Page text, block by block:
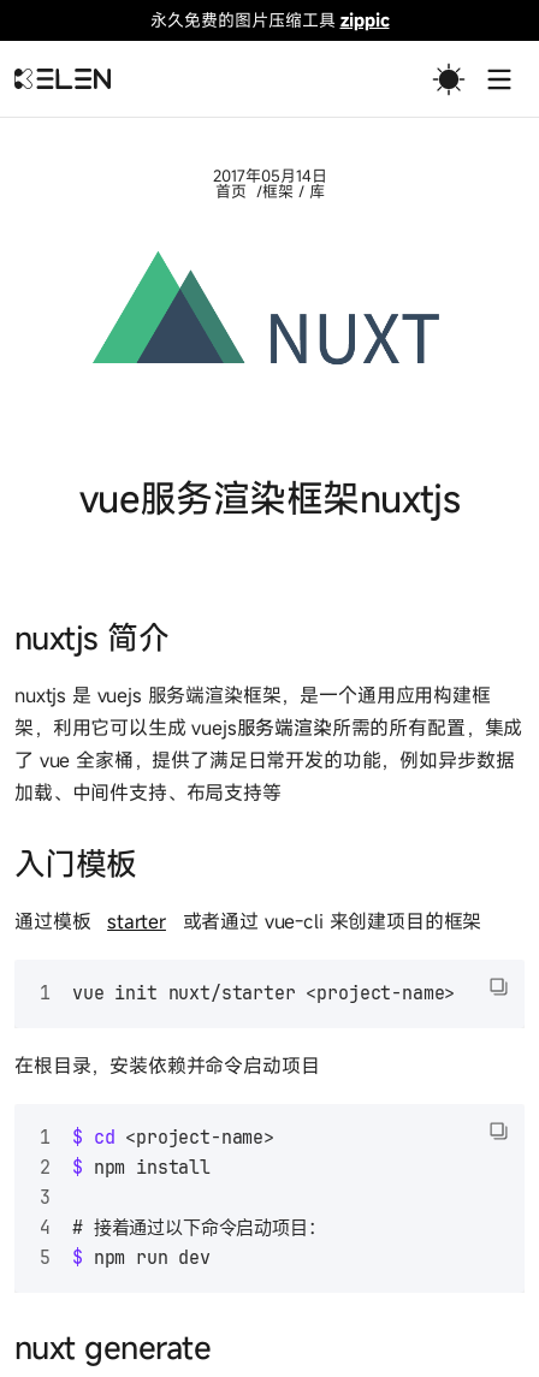
永久免费的图片压缩工具 zippic
2017年05月14日
首页 框架 / 库
vue服务渲染框架nuxtjs
nuxtjs 简介
nuxtjs 是 vuejs 服务端渲染框架，是一个通用应用构建框
架，利用它可以生成 vuejs服务端渲染所需的所有配置，集成
了 vue 全家桶，提供了满足日常开发的功能，例如异步数据
加载、中间件支持、布局支持等
入门模板
通过模板 starter 或者通过 vue-cli 来创建项目的框架
vue init nuxt/starter <project-name>
在根目录，安装依赖并命令启动项目
$ cd <project-name>
$ npm install
# 接着通过以下命令启动项目：
$ npm run dev
nuxt generate